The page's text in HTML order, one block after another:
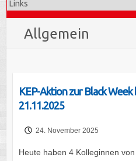
Allgemein
KEP-Aktion zur Black Week
21.11.2025
24. November 2025
Heute haben 4 Kolleginnen